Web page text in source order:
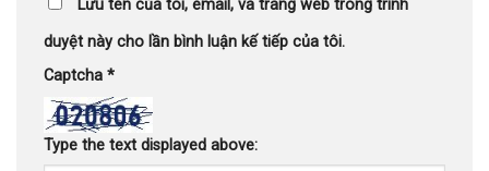
Lưu tên của tôi, email, và trang web trong trình
duyệt này cho lần bình luận kế tiếp của tôi.
Captcha *
Type the text displayed above: